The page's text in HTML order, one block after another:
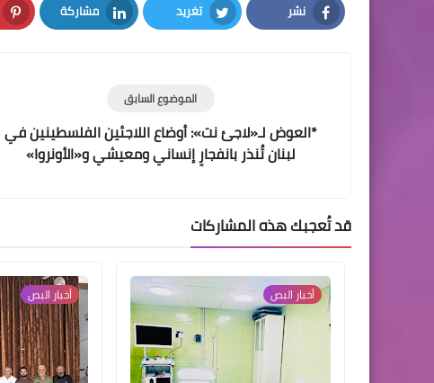
نشر
Facebook
تغريد
Twitter
مشاركة
LinkedIn
الموضوع السابق
*العوض لـ«لاجئ نت»: أوضاع اللاجئين الفلسطينين في
لبنان تُنذر بانفجارٍ إنساني ومعيشي و«الأونروا»
تماطل*
قد تُعجبك هذه المشاركات
أخبار البص أخبار البص